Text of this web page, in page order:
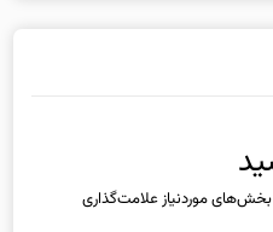
بخش‌های موردنیاز علامت‌گذاری